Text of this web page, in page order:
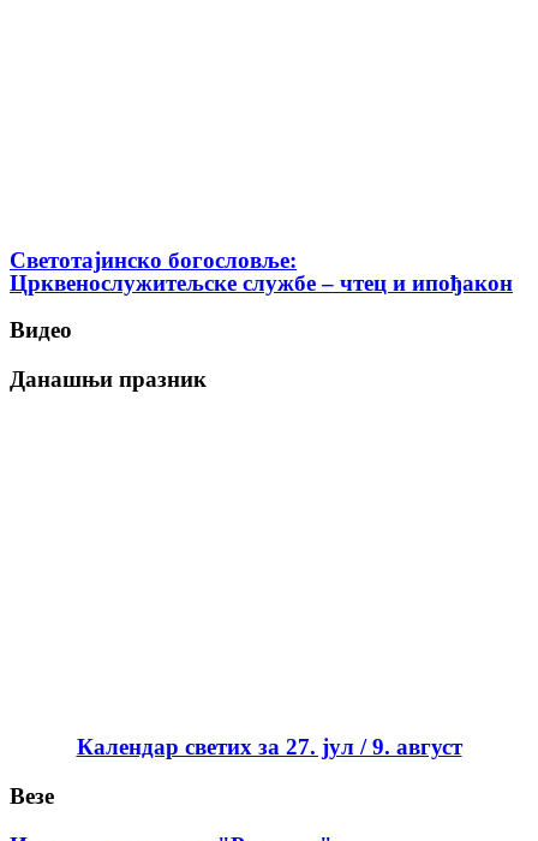
Светотајинско богословље:
Црквенослужитељске службе – чтец и ипођакон
Видео
Данашњи празник
Календар светих за 27. јул / 9. август
Везе